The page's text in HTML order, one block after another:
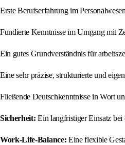
Erste Berufserfahrung im
Fundierte Kenntnisse im Umgang mit
Ein gutes Grundverständnis für
Eine sehr präzise, strukturierte und
Fließende Deutschkenntnisse in Wort
Sicherheit: Ein langfristiger Einsatz bei
Work-Life-Balance: Eine flexible